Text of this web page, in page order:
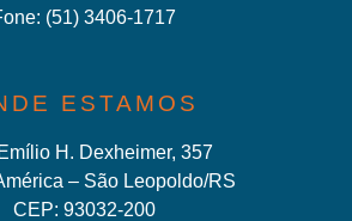
(51) 3406-1717
ESTAMOS
H. Dexheimer, 357
– São Leopoldo/RS
CEP: 93032-200